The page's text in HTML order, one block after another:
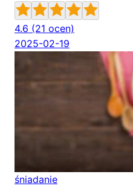
4.6 (21 ocen)
2025-02-19
śniadanie